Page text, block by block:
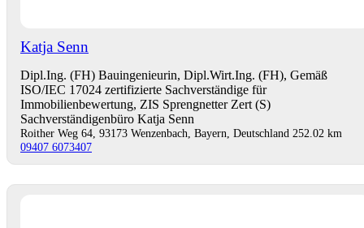
Katja Senn
Dipl.Ing. (FH) Bauingenieurin, Dipl.Wirt.Ing. (FH), Gemäß
ISO/IEC 17024 zertifizierte Sachverständige für
Immobilienbewertung, ZIS Sprengnetter Zert (S)
Sachverständigenbüro Katja Senn
Roither Weg 64, 93173 Wenzenbach, Bayern, Deutschland 252.02 km
09407 6073407